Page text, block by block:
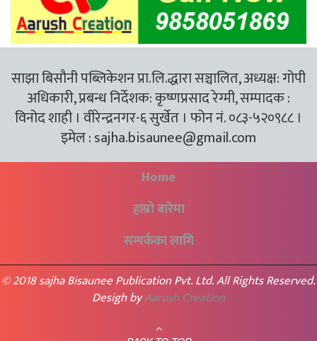
साझा बिसौनी पब्लिकेशन प्रा.लि.द्धारा सञ्चालित, अध्यक्ष: गोपी
अधिकारी, प्रबन्ध निर्देशक: कृष्णप्रसाद रेग्मी, सम्पादक :
विनोद शाही । वीरेन्द्रनगर-६ सुर्खेत । फोन नं. ०८३-५२०९८८ ।
इमेल :sajha.bisaunee@gmail.com
Home
हाम्रो बारेमा
सम्पर्कका लागि
© 2018 sajha Bisaunee Publication Pvt. Ltd. All Rights Reserved.
Desigh byAarush Creation